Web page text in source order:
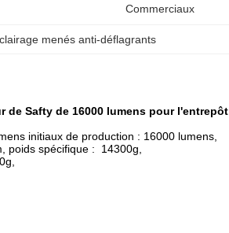
Commerciaux
menés anti-déflagrants
Safty de 16000 lumens pour l'entrepôt
initiaux de production : 16000 lumens,
poids spécifique : 14300g,